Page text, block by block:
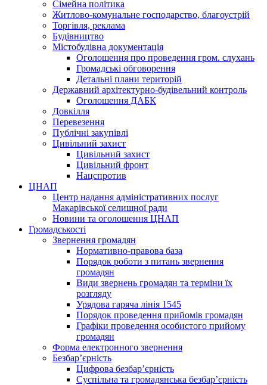
Сімейна політика
Житлово-комунальне господарство, благоустрій
Торгівля, реклама
Будівництво
Містобудівна документація
Оголошення про проведення гром. слухань
Громадські обговорення
Детальні плани територій
Державний архітектурно-будівельний контроль
Оголошення ДАБК
Довкілля
Перевезення
Публічні закупівлі
Цивільний захист
Цивільний захист
Цивільний фронт
Нацспротив
ЦНАП
Центр надання адміністративних послуг
Макарівської селищної ради
Новини та оголошення ЦНАП
Громадськості
Звернення громадян
Нормативно-правова база
Порядок роботи з питань звернення
громадян
Види звернень громадян та терміни їх
розгляду
Урядова гаряча лінія 1545
Порядок проведення прийомів громадян
Графіки проведення особистого прийому
громадян
Форма електронного звернення
Безбар’єрність
Цифрова безбар’єрність
Суспільна та громадянська безбар’єрність